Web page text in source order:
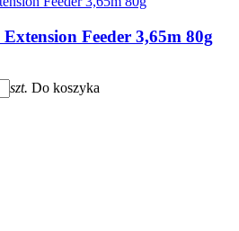
Feeder 3,65m 80g
szt. Do koszyka